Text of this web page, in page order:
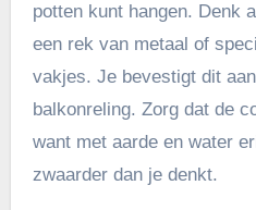
potten kunt hangen. Denk
een rek van metaal of
vakjes. Je bevestigt dit
balkonreling. Zorg dat de
want met aarde en water
zwaarder dan je denkt.